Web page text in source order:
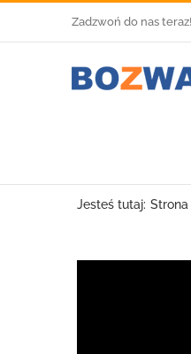
do
Zadzwoń do nas
Jesteś tutaj: Strona